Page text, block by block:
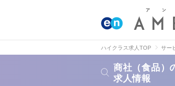
ハイクラス求人TOP サー
商社（食品）
求人情報